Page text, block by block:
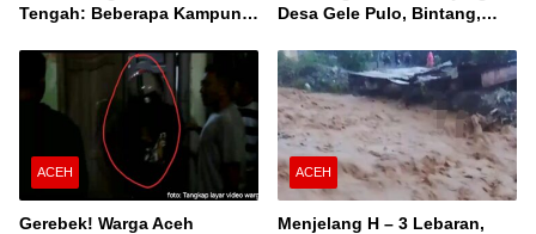
Tengah: Beberapa Kampung
Desa Gele Pulo, Bintang,
ACEH
Gerebek! Warga Aceh
ACEH
Menjelang H – 3 Lebaran,